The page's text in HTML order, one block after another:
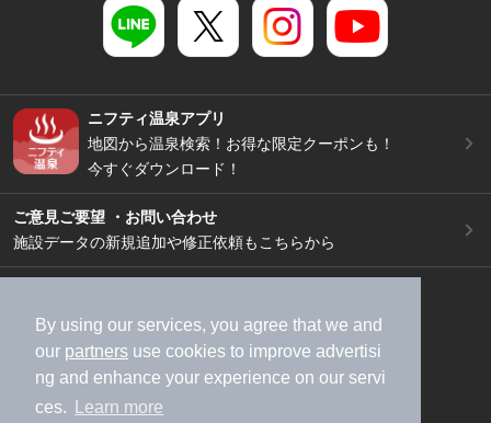
By using our services, you agree that we and
our partners use cookies to improve advertisi
ng and enhance your experience on our servi
ces.
Learn more
ニフティ温泉アプリ
地図から温泉検索！お得な限定クーポンも！
今すぐダウンロード！
ご意見ご要望 ・お問い合わせ
施設データの新規追加や修正依頼もこちらから
加盟店募集（資料請求）
広告出稿のご案内
利用規約
ライフスタイルMEMBERS+規約
特定商取引法に基づく表記
ヘルプ
採用情報
運営会社